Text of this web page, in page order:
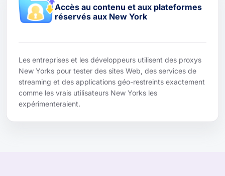
Accès au contenu et aux plateformes
réservés aux New York
Les entreprises et les développeurs utilisent des proxys
New Yorks pour tester des sites Web, des services de
streaming et des applications géo-restreints exactement
comme les vrais utilisateurs New Yorks les
expérimenteraient.